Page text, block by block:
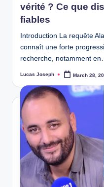
vérité ? Ce que
fiables
Introduction La requête
connaît une forte
recherche, notamment
Posted
Lucas Joseph March 28,
Tags: